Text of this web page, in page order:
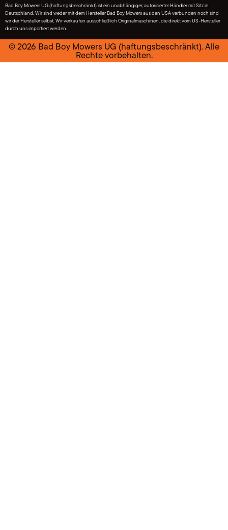
Bad Boy Mowers UG (haftungsbeschränkt) ist ein unabhängiger, autorisierter Händler mit Sitz in
Deutschland. Wir sind weder mit dem Hersteller Bad Boy Mowers aus den USA verbunden noch sind
wir der Hersteller selbst. Wir verkaufen ausschließlich Originalmaschinen, die direkt vom US-Hersteller
durch uns importiert werden.
© 2026 Bad Boy Mowers UG (haftungsbeschränkt). Alle
Rechte vorbehalten.